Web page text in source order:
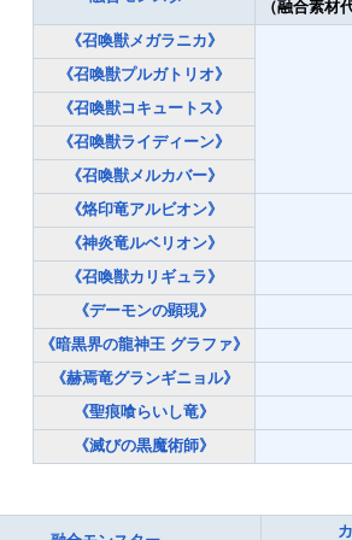
（融合素材
《召喚獣メガラニカ》
《召喚獣プルガトリオ》
《召喚獣コキュートス》
《召喚獣ライディーン》
《召喚獣メルカバー》
《烙印竜アルビオン》
《神炎竜ルベリオン》
《召喚獣カリギュラ》
《デーモンの顕現》
《暗黒界の龍神王 グラファ》
《赫焉竜グランギニョル》
《聖痕喰らいし竜》
《滅びの黒魔術師》